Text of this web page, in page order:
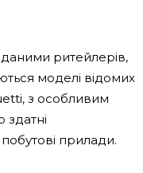
даними ритейлерів,
моделі відомих
з особливим
прилади.